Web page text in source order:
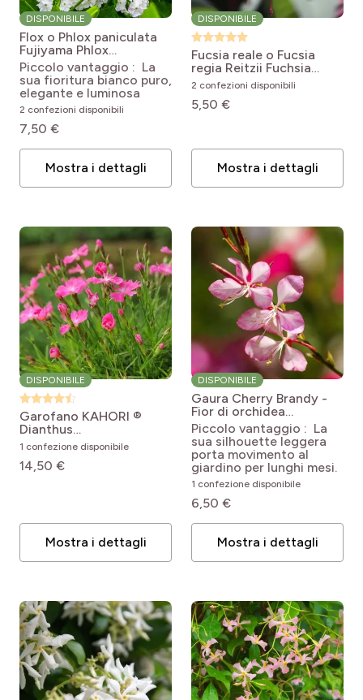
DISPONIBILE
Flox o Phlox paniculata
Fujiyama Phlox
paniculata Fujiyama
Piccolo vantaggio : La
sua fioritura bianco puro,
elegante e luminosa
2 confezioni disponibili
7,50 €
Mostra i dettagli
DISPONIBILE
Fucsia reale o Fucsia
regia Reitzii Fuchsia
regia Reitzii
2 confezioni disponibili
5,50 €
Mostra i dettagli
DISPONIBILE
Garofano KAHORI ®
Dianthus
gratianopolitanus Kahori
® 'Holkahori'
1 confezione disponibile
14,50 €
Mostra i dettagli
DISPONIBILE
Gaura Cherry Brandy -
Fior di orchidea
Oenothera lindheimeri
Cherry Brandy
'Gauchebra'
Piccolo vantaggio : La
sua silhouette leggera
porta movimento al
giardino per lunghi mesi.
1 confezione disponibile
6,50 €
Mostra i dettagli